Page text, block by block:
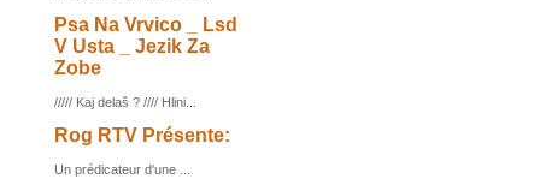
Psa Na Vrvico _ Lsd
V Usta _ Jezik Za
Zobe
///// Kaj delaš ? //// Hlini...
Rog RTV Présente:
Un prédicateur d'une ...